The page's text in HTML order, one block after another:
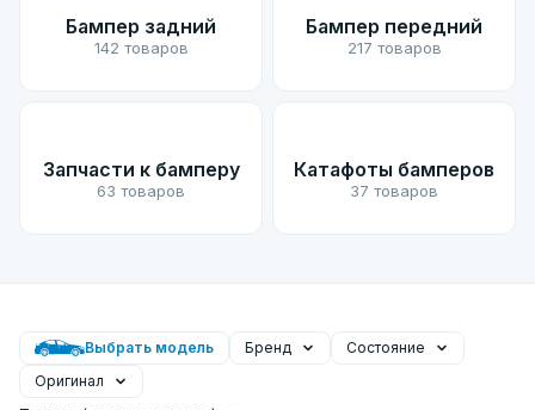
Бампер задний
142 товаров
Бампер передний
217 товаров
Запчасти к бамперу
63 товаров
Катафоты бамперов
37 товаров
Выбрать модель Бренд
Состояние
Оригинал